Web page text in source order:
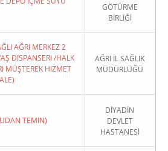
GÖTÜRME
BİRLİĞİ
AĞRI MERKEZ 2
DISPANSERI /HALK
MÜŞTEREK HIZMET
AĞRI İL SAĞLIK
MÜDÜRLÜĞÜ
TEMIN)
DİYADİN
DEVLET
HASTANESİ